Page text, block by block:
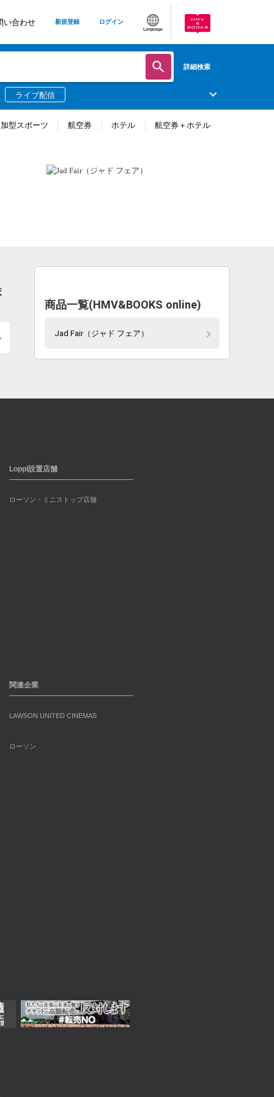
い合わせ 新規登録 ログイン
Language
詳細検索
ライブ配信
型スポーツ 航空券 ホテル 航空券＋ホテル
商品一覧(HMV&BOOKS online)
Jad Fair（ジャド フェア）
Loppi設置店舗
ローソン・ミニストップ店舗
関連企業
LAWSON UNITED CINEMAS
ローソン